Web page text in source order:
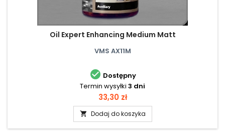
Oil Expert Enhancing Medium Matt
VMS AX11M
 Dostępny
Termin wysyłki 3 dni
Cena
33,30 zł
 Dodaj do koszyka